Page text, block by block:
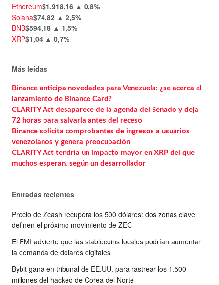
Ethereum$1.918,16 ▲ 0,8%
Solana$74,82 ▲ 2,5%
BNB$594,18 ▲ 1,5%
XRP$1,04 ▲ 0,7%
Más leídas
Binance anticipa novedades para Venezuela: ¿se acerca el
lanzamiento de Binance Card?
CLARITY Act desaparece de la agenda del Senado y deja
72 horas para salvarla antes del receso
Binance solicita comprobantes de ingresos a usuarios
venezolanos y genera preocupación
CLARITY Act tendría un impacto mayor en XRP del que
muchos esperan, según un desarrollador
Entradas recientes
Precio de Zcash recupera los 500 dólares: dos zonas clave
definen el próximo movimiento de ZEC
El FMI advierte que las stablecoins locales podrían aumentar
la demanda de dólares digitales
Bybit gana en tribunal de EE.UU. para rastrear los 1.500
millones del hackeo de Corea del Norte